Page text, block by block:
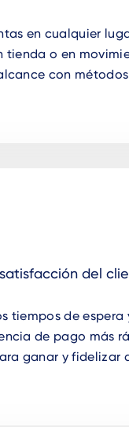
en cualquier
tienda o en
con
del
tiempos de espera
de pago más
ganar y fidelizar